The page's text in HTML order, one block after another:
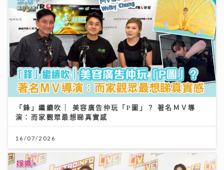
「鋒」繼續吹 | 美容廣告仲玩「P圖」？ 著名ＭＶ導
演：而家觀眾最想睇真實感
16/07/2026